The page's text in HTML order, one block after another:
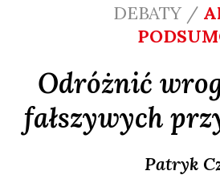
DEBATY /
Odróżnić
fałszywych
Patryk